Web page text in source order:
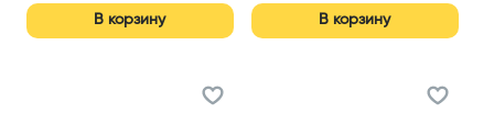
В корзину В корзину